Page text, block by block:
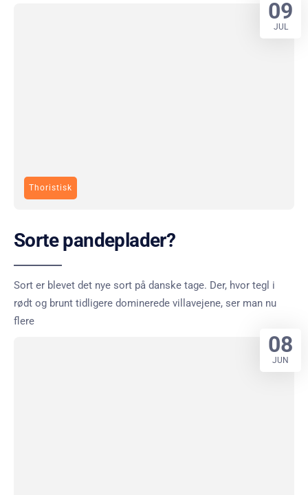
Thoristisk
Sorte pandeplader?
Sort er blevet det nye sort på danske tage. Der, hvor tegl i
rødt og brunt tidligere dominerede villavejene, ser man nu
flere
09
JUL
08
JUN